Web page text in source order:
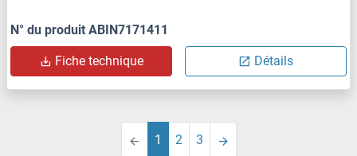
N° du produit ABIN7171411
Fiche technique Détails
1 2 3